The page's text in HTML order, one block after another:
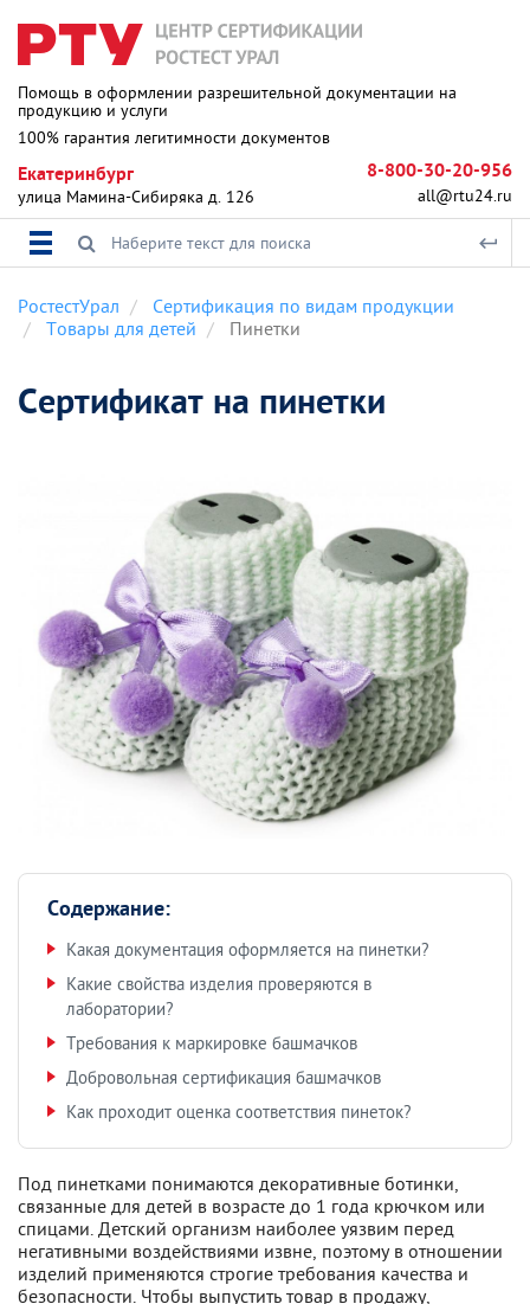
Помощь в оформлении разрешительной документации на
продукцию и услуги
100% гарантия легитимности документов
Екатеринбург
улица Мамина-Сибиряка д. 126
8-800-30-20-956
all@rtu24.ru
РостестУрал
Сертификация по видам продукции
Товары для детей
Пинетки
Сертификат на пинетки
Содержание:
Какая документация оформляется на пинетки?
Какие свойства изделия проверяются в
лаборатории?
Требования к маркировке башмачков
Добровольная сертификация башмачков
Как проходит оценка соответствия пинеток?
Под пинетками понимаются декоративные ботинки,
связанные для детей в возрасте до 1 года крючком или
спицами. Детский организм наиболее уязвим перед
негативными воздействиями извне, поэтому в отношении
изделий применяются строгие требования качества и
безопасности. Чтобы выпустить товар в продажу,